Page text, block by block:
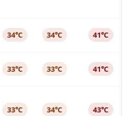
34℃ 34℃ 41℃
33℃ 33℃ 41℃
33℃ 34℃ 43℃